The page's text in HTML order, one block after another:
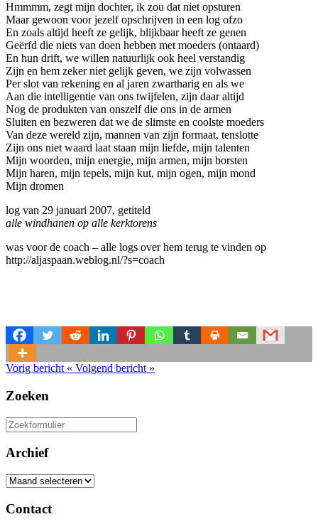
Hmmmm, zegt mijn dochter, ik zou dat niet opsturen
Maar gewoon voor jezelf opschrijven in een log ofzo
En zoals altijd heeft ze gelijk, blijkbaar heeft ze genen
Geërfd die niets van doen hebben met moeders (ontaard)
En hun drift, we willen natuurlijk ook heel verstandig
Zijn en hem zeker niet gelijk geven, we zijn volwassen
Per slot van rekening en al jaren zwartharig en als we
Aan die intelligentie van ons twijfelen, zijn daar altijd
Nog de produkten van onszelf die ons in de armen
Sluiten en bezweren dat we de slimste en coolste moeders
Van deze wereld zijn, mannen van zijn formaat, tenslotte
Zijn ons niet waard laat staan mijn liefde, mijn talenten
Mijn woorden, mijn energie, mijn armen, mijn borsten
Mijn haren, mijn tepels, mijn kut, mijn ogen, mijn mond
Mijn dromen
log van 29 januari 2007, getiteld
alle windhanen op alle kerktorens
was voor de coach – alle logs over hem terug te vinden op
http://aljaspaan.weblog.nl/?s=coach
Vorig bericht « Volgend bericht »
Zoeken
Zoeken
naar:
Archief
Archief
Contact